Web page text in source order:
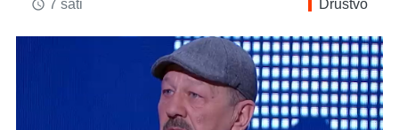
access_time 7 sati Društvo